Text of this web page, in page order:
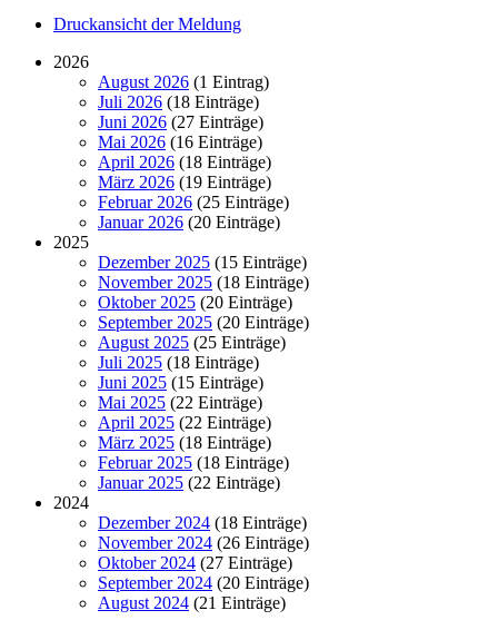
Druckansicht der Meldung
2026
August 2026 (1 Eintrag)
Juli 2026 (18 Einträge)
Juni 2026 (27 Einträge)
Mai 2026 (16 Einträge)
April 2026 (18 Einträge)
März 2026 (19 Einträge)
Februar 2026 (25 Einträge)
Januar 2026 (20 Einträge)
2025
Dezember 2025 (15 Einträge)
November 2025 (18 Einträge)
Oktober 2025 (20 Einträge)
September 2025 (20 Einträge)
August 2025 (25 Einträge)
Juli 2025 (18 Einträge)
Juni 2025 (15 Einträge)
Mai 2025 (22 Einträge)
April 2025 (22 Einträge)
März 2025 (18 Einträge)
Februar 2025 (18 Einträge)
Januar 2025 (22 Einträge)
2024
Dezember 2024 (18 Einträge)
November 2024 (26 Einträge)
Oktober 2024 (27 Einträge)
September 2024 (20 Einträge)
August 2024 (21 Einträge)